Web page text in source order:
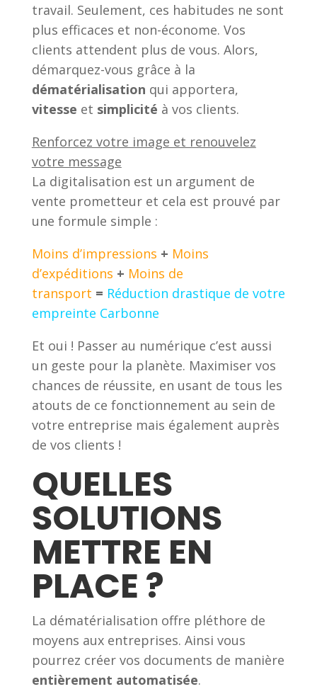
travail. Seulement, ces habitudes ne sont
plus efficaces et non-économe. Vos
clients attendent plus de vous. Alors,
démarquez-vous grâce à la
dématérialisation qui apportera,
vitesse et simplicité à vos clients.
Renforcez votre image et renouvelez
votre message
La digitalisation est un argument de
vente prometteur et cela est prouvé par
une formule simple :
Moins d’impressions + Moins
d’expéditions + Moins de
transport = Réduction drastique de votre
empreinte Carbonne
Et oui ! Passer au numérique c’est aussi
un geste pour la planète. Maximiser vos
chances de réussite, en usant de tous les
atouts de ce fonctionnement au sein de
votre entreprise mais également auprès
de vos clients !
QUELLES
SOLUTIONS
METTRE EN
PLACE ?
La dématérialisation offre pléthore de
moyens aux entreprises. Ainsi vous
pourrez créer vos documents de manière
entièrement automatisée.